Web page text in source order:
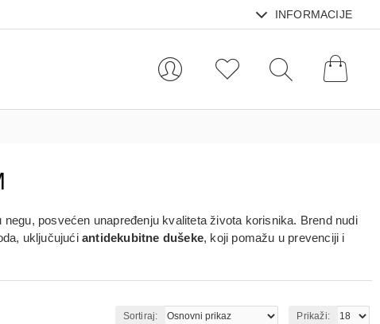
INFORMACIJE
negu, posvećen unapređenju kvaliteta života korisnika. Brend nudi
, uključujućiantidekubitne dušeke, koji pomažu u prevenciji i
Sortiraj: Prikaži: